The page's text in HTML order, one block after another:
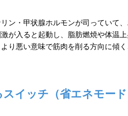
ン・甲状腺ホルモンが司っていて
が入ると起動し、脂肪燃焼や体温
り悪い意味で筋肉を削る方向に傾
イッチ（省エネモード